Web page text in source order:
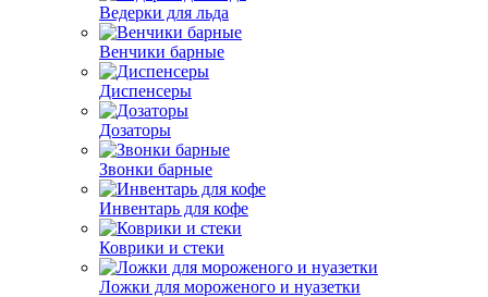
Ведерки для льда
Венчики барные
Диспенсеры
Дозаторы
Звонки барные
Инвентарь для кофе
Коврики и стеки
Ложки для мороженого и нуазетки